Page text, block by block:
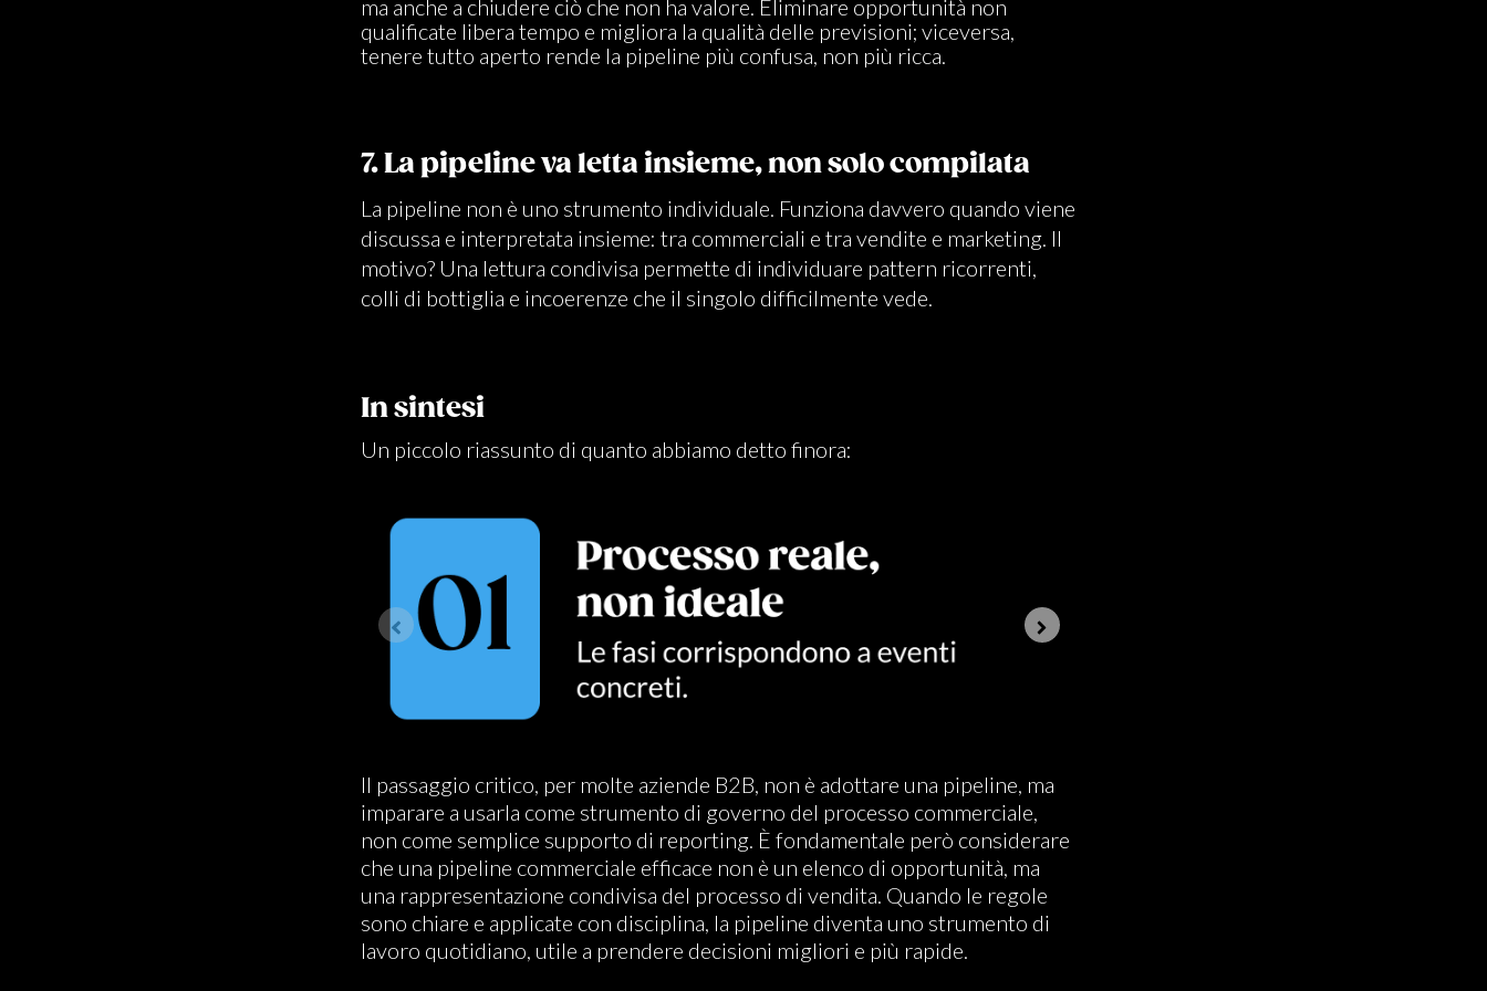
ma anche a chiudere ciò che non ha valore. Eliminare opportunità non
qualificate libera tempo e migliora la qualità delle previsioni; viceversa,
tenere tutto aperto rende la pipeline più confusa, non più ricca.
7. La pipeline va letta insieme, non solo compilata
La pipeline non è uno strumento individuale. Funziona davvero quando viene
discussa e interpretata insieme: tra commerciali e tra vendite e marketing. Il
motivo? Una lettura condivisa permette di individuare pattern ricorrenti,
colli di bottiglia e incoerenze che il singolo difficilmente vede.
In sintesi
Un piccolo riassunto di quanto abbiamo detto finora:
Il passaggio critico, per molte aziende B2B, non è adottare una pipeline, ma
imparare a usarla come strumento di governo del processo commerciale,
non come semplice supporto di reporting. È fondamentale però considerare
che una pipeline commerciale efficace non è un elenco di opportunità, ma
una rappresentazione condivisa del processo di vendita. Quando le regole
sono chiare e applicate con disciplina, la pipeline diventa uno strumento di
lavoro quotidiano, utile a prendere decisioni migliori e più rapide.